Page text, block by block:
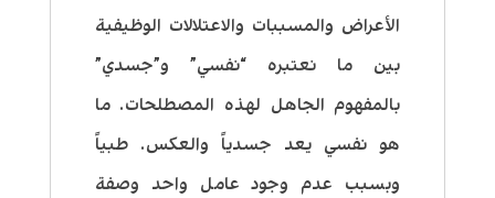
الأعراض والمسببات والاعتلالات الوظيفية
بين ما نعتبره “نفسي” و”جسدي”
بالمفهوم الجاهل لهذه المصطلحات. ما
هو نفسي يعد جسدياً والعكس. طبياً
وبسبب عدم وجود عامل واحد وصفة